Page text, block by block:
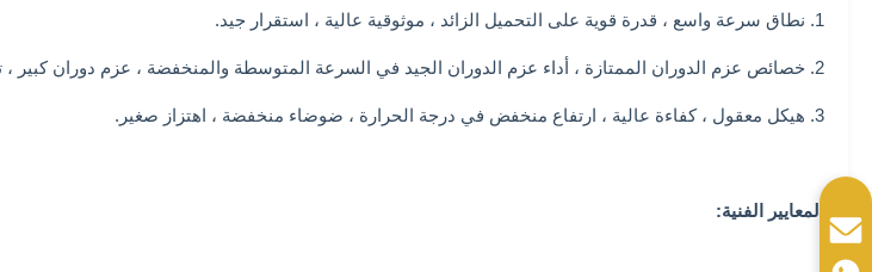
1. نطاق سرعة واسع ، قدرة قوية على التحميل الزائد ، موثوقية عالية ، استقرار جيد.
2. خصائص عزم الدوران الممتازة ، أداء عزم الدوران الجيد في السرعة المتوسطة والمنخفضة ، عزم دوران كبير ، تيار بدء صغير.
3. هيكل معقول ، كفاءة عالية ، ارتفاع منخفض في درجة الحرارة ، ضوضاء منخفضة ، اهتزاز صغير.
المعايير الفنية: